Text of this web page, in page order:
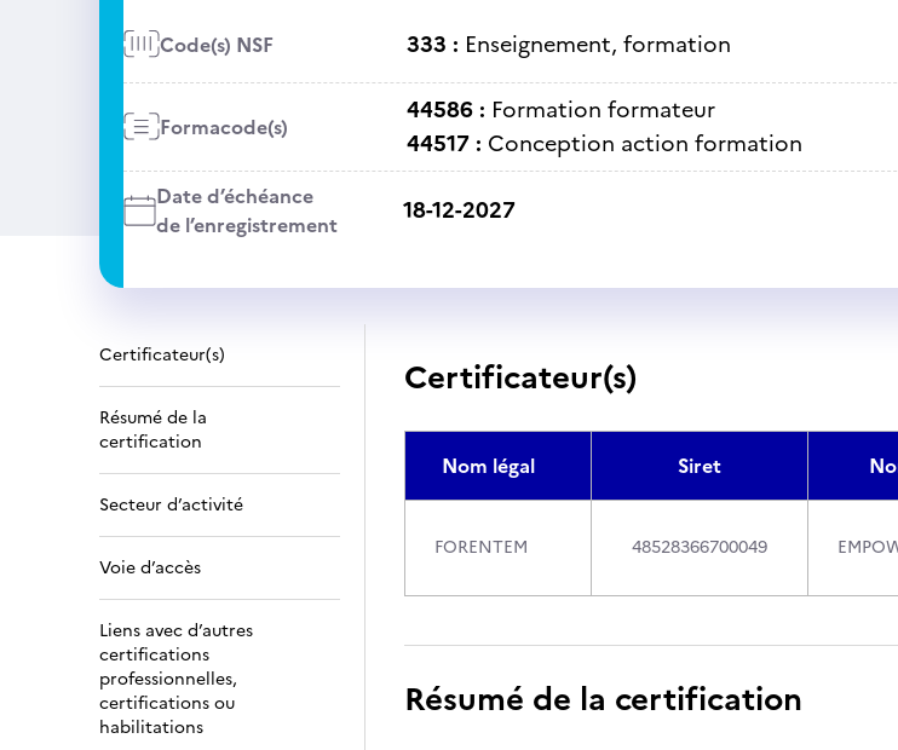
Code(s) NSF 333 : Enseignement, formation
Formacode(s)
44586 : Formation formateur
44517 : Conception action formation
Date d’échéance
de l’enregistrement
18-12-2027
Certificateur(s)
Résumé de la
certification
Secteur d’activité
Voie d’accès
Liens avec d’autres
certifications
professionnelles,
certifications ou
habilitations
Certificateur(s)
Nom légal Siret
FORENTEM 48528366700049
Résumé de la certification